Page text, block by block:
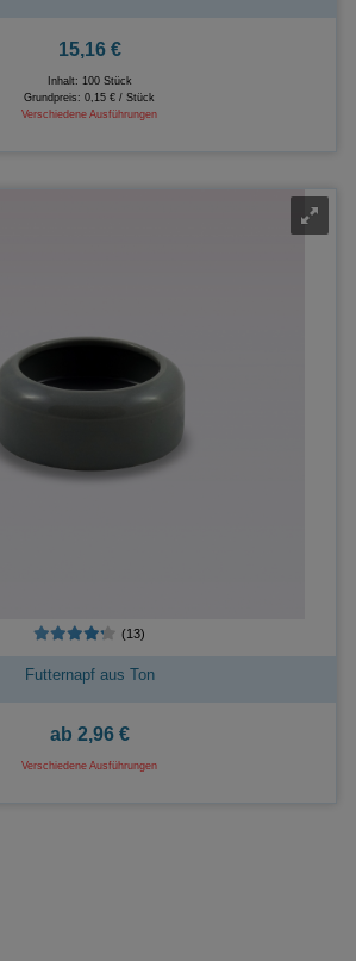
15,16 €
Inhalt: 100 Stück
Grundpreis: 0,15 € / Stück
Verschiedene Ausführungen
(13)
Futternapf aus Ton
ab 2,96 €
Verschiedene Ausführungen